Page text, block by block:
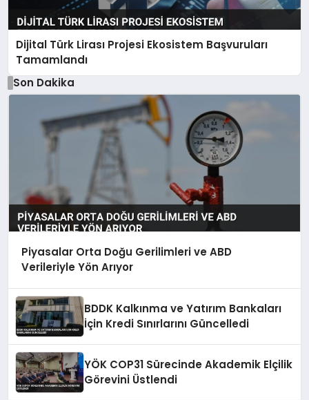
Dijital Türk Lirası Projesi Ekosistem Başvuruları
Tamamlandı
Son Dakika
Piyasalar Orta Doğu Gerilimleri ve ABD
Verileriyle Yön Arıyor
BDDK Kalkınma ve Yatırım Bankaları
İçin Kredi Sınırlarını Güncelledi
YÖK COP31 Sürecinde Akademik Elçilik
Görevini Üstlendi